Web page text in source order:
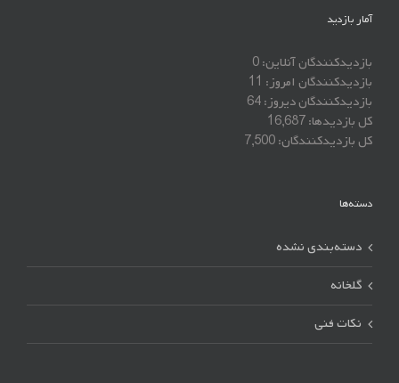
آمار بازدید
بازدیدکنندگان آنلاین:0
بازدیدکنندگان امروز: 11
بازدیدکنندگان دیروز:64
کل بازدیدها:16,687
کل بازدیدکنند‌گان:7,500
دسته‌ها
دسته‌بندی نشده
گلخانه
نکات فنی